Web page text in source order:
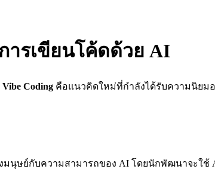
ารเขียนโค้ดด้วย AI
Vibe Coding คือแนวคิดใหม่ที่กำลังได้รับความนิยม
ย์กับความสามารถของ AI โดยนักพัฒนาจะใช้ AI